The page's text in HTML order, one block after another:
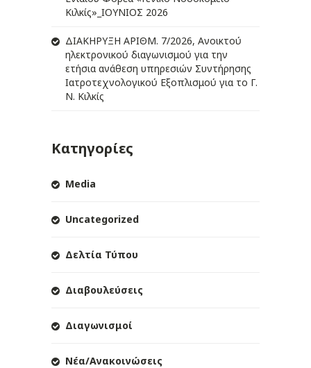
Κιλκίς»_ΙΟΥΝΙΟΣ 2026
ΔIΑΚΗΡΥΞΗ ΑΡIΘΜ. 7/2026, Ανοικτού
ηλεκτρονικού διαγωνισμού για την
ετήσια ανάθεση υπηρεσιών Συντήρησης
Ιατροτεχνολογικού Εξοπλισμού για το Γ.
Ν. Κιλκίς
Κατηγορίες
Media
Uncategorized
Δελτία Τύπου
Διαβουλεύσεις
Διαγωνισμοί
Νέα/Ανακοινώσεις